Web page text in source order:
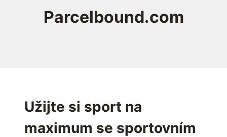
Parcelbound.com
Užijte si sport na
maximum se sportovním